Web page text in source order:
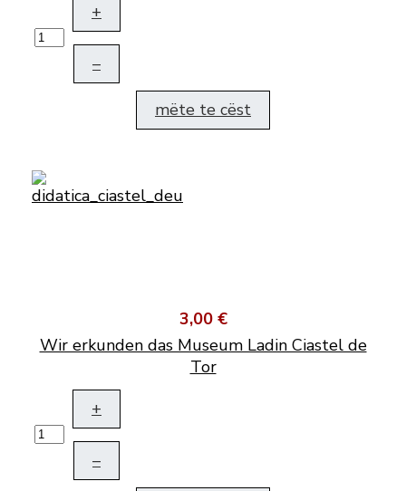
+
–
mëte te cëst
3,00 €
Wir erkunden das Museum Ladin Ciastel de
Tor
+
–